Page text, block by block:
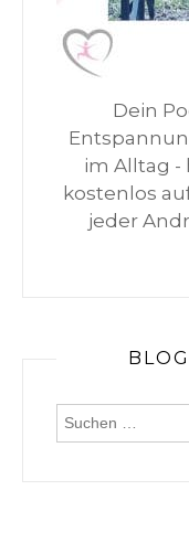
Dein
im Alltag -
kostenlos
jeder
Suchen
nach: